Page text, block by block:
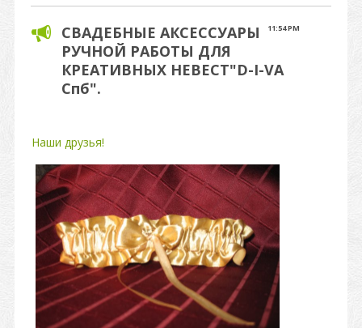
11:54 PM
СВАДЕБНЫЕ АКСЕССУАРЫ
РУЧНОЙ РАБОТЫ ДЛЯ
КРЕАТИВНЫХ НЕВЕСТ"D-I-VA
Спб".
Наши друзья!